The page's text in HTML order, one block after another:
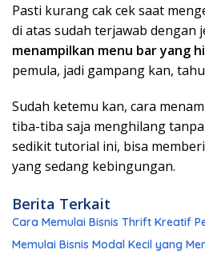
Pasti kurang cak cek saat
di atas sudah terjawab dengan
menampilkan menu bar yang
pemula, jadi gampang kan,
Sudah ketemu kan, cara
tiba-tiba saja menghilang
sedikit tutorial ini, bisa
yang sedang kebingungan.
Berita Terkait
Cara Memulai Bisnis Thrift Kreatif
Memulai Bisnis Modal Kecil yang